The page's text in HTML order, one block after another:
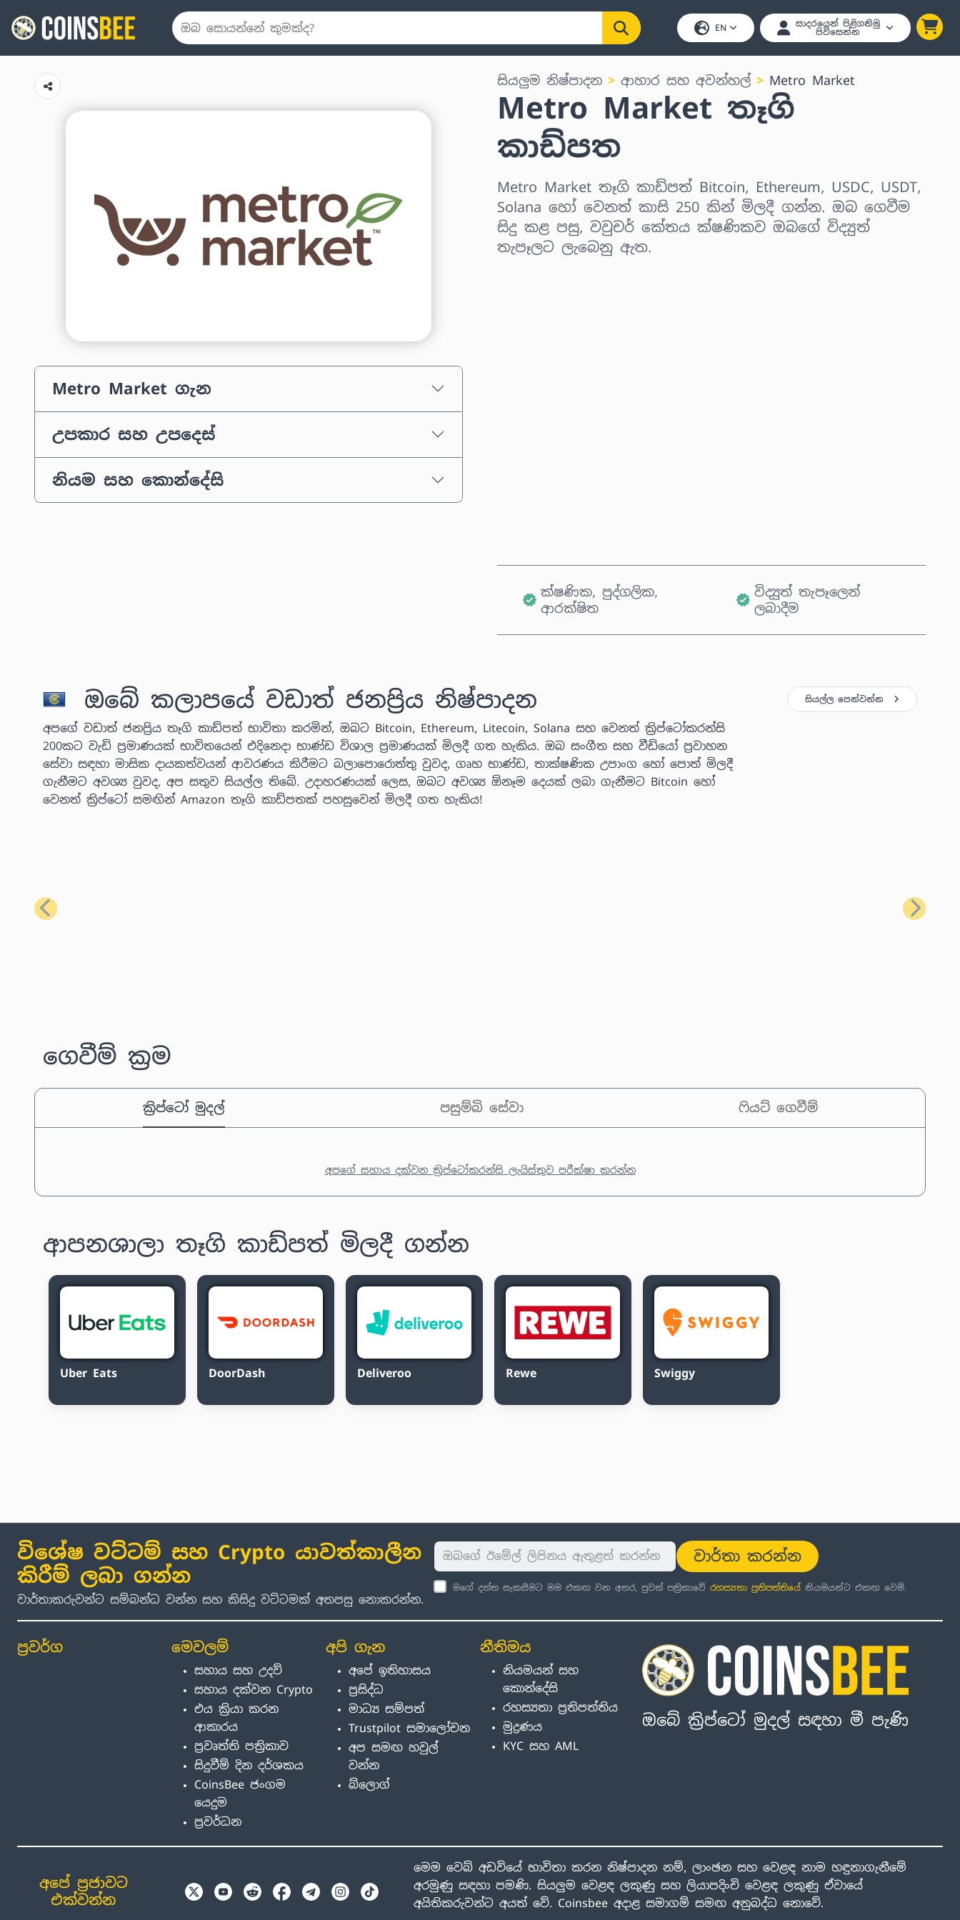
EN සාදරයෙන් පිළිගනිමු
පිවිසෙන්න
Metro Market ගැන
උපකාර සහ උපදෙස්
නියම සහ කොන්දේසි
සියලුම නිෂ්පාදන ආහාර සහ අවන්හල් Metro Market
Metro Market තෑගි
කාඩ්පත
Metro Market තෑගි කාඩ්පත් Bitcoin, Ethereum, USDC, USDT,
Solana හෝ වෙනත් කාසි 250 කින් මිලදී ගන්න. ඔබ ගෙවීම
සිදු කළ පසු, වවුචර් කේතය ක්ෂණිකව ඔබගේ විද්‍යුත්
තැපෑලට ලැබෙනු ඇත.
ක්ෂණික, පුද්ගලික,
ආරක්ෂිත
විද්‍යුත් තැපෑලෙන්
ලබාදීම
ඔබේ කලාපයේ වඩාත් ජනප්‍රිය නිෂ්පාදන
අපගේ වඩාත් ජනප්‍රිය තෑගි කාඩ්පත් භාවිතා කරමින්, ඔබට Bitcoin, Ethereum, Litecoin, Solana සහ වෙනත් ක්‍රිප්ටෝකරන්සි
200කට වැඩි ප්‍රමාණයක් භාවිතයෙන් එදිනෙදා භාණ්ඩ විශාල ප්‍රමාණයක් මිලදී ගත හැකිය. ඔබ සංගීත සහ වීඩියෝ ප්‍රවාහන
සේවා සඳහා මාසික දායකත්වයන් ආවරණය කිරීමට බලාපොරොත්තු වුවද, ගෘහ භාණ්ඩ, තාක්ෂණික උපාංග හෝ පොත් මිලදී
ගැනීමට අවශ්‍ය වුවද, අප සතුව සියල්ල තිබේ. උදාහරණයක් ලෙස, ඔබට අවශ්‍ය ඕනෑම දෙයක් ලබා ගැනීමට Bitcoin හෝ
වෙනත් ක්‍රිප්ටෝ සමඟින් Amazon තෑගි කාඩ්පතක් පහසුවෙන් මිලදී ගත හැකිය!
සියල්ල පෙන්වන්න
පෙර ඊළඟ
ගෙවීම් ක්‍රම
ක්‍රිප්ටෝ මුදල් පසුම්බි සේවා ෆියට් ගෙවීම්
අපගේ සහාය දක්වන ක්‍රිප්ටෝකරන්සි ලැයිස්තුව පරීක්ෂා කරන්න
ආපනශාලා තෑගි කාඩ්පත් මිලදී ගන්න
Uber Eats DoorDash Deliveroo Rewe Swiggy
විශේෂ වට්ටම් සහ Crypto යාවත්කාලීන
කිරීම් ලබා ගන්න
වාර්තාකරුවන්ට සම්බන්ධ වන්න සහ කිසිදු වට්ටමක් අතපසු නොකරන්න.
වාර්තා කරන්න
මගේ දත්ත සැකසීමට මම එකඟ වන අතර, පුවත් පත්‍රිකාවේ රහස්‍යතා ප්‍රතිපත්තියේ නියමයන්ට එකඟ වෙමි.
ප්‍රවර්ග මෙවලම්
සහාය සහ උදව්
සහාය දක්වන Crypto
එය ක්‍රියා කරන
ආකාරය
ප්‍රවෘත්ති පත්‍රිකාව
සිදුවීම් දින දර්ශකය
CoinsBee ජංගම
යෙදුම
ප්‍රවර්ධන
අපි ගැන
අපේ ඉතිහාසය
ප්‍රසිද්ධ
මාධ්‍ය සම්පත්
Trustpilot සමාලෝචන
අප සමඟ හවුල්
වන්න
බ්ලොග්
නීතිමය
නියමයන් සහ
කොන්දේසි
රහස්‍යතා ප්‍රතිපත්තිය
මුද්‍රණය
KYC සහ AML
ඔබේ ක්‍රිප්ටෝ මුදල් සඳහා මී පැණි
අපේ ප්‍රජාවට
එක්වන්න
මෙම වෙබ් අඩවියේ භාවිතා කරන නිෂ්පාදන නම්, ලාංඡන සහ වෙළඳ නාම හඳුනාගැනීමේ
අරමුණු සඳහා පමණි. සියලුම වෙළඳ ලකුණු සහ ලියාපදිංචි වෙළඳ ලකුණු ඒවායේ
අයිතිකරුවන්ට අයත් වේ. Coinsbee අදාළ සමාගම් සමඟ අනුබද්ධ නොවේ.